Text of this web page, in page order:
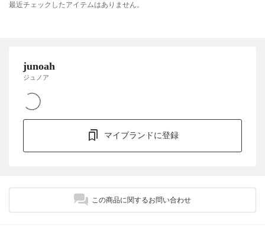
最近チェックしたアイテムはありません。
junoah
ジュノア
マイブランドに登録
この商品に関するお問い合わせ